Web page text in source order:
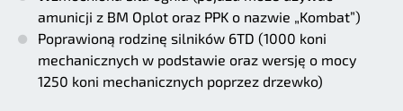
amunicji z BM Oplot oraz PPK o nazwie „Kombat”)
Poprawioną rodzinę silników 6TD (1000 koni
mechanicznych w podstawie oraz wersję o mocy
1250 koni mechanicznych poprzez drzewko)